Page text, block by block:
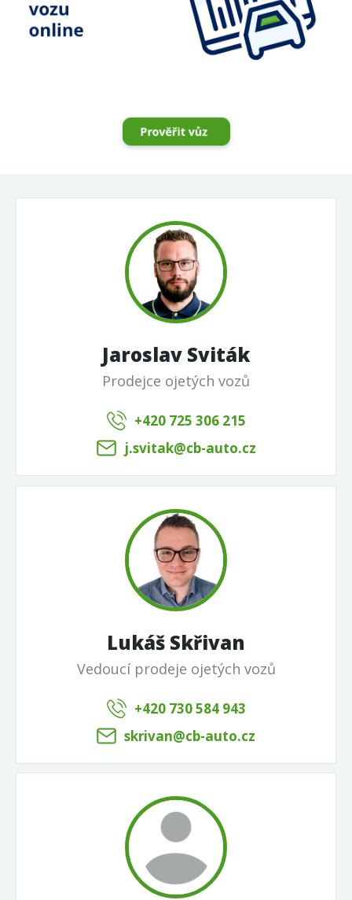
Jaroslav Sviták
Prodejce ojetých vozů
+420 725 306 215
j.svitak@cb-auto.cz
Lukáš Skřivan
Vedoucí prodeje ojetých vozů
+420 730 584 943
skrivan@cb-auto.cz